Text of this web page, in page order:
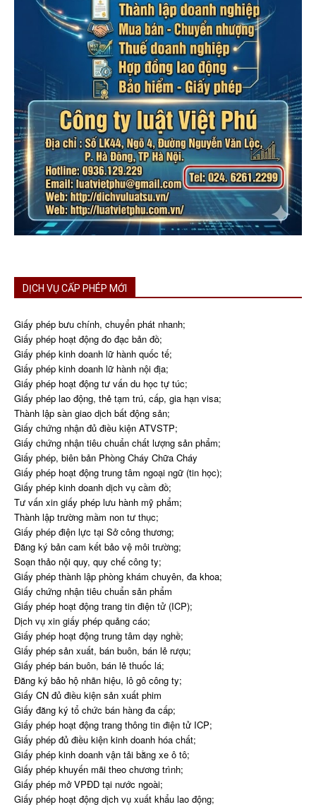
DỊCH VỤ CẤP PHÉP MỚI
Giấy phép bưu chính, chuyển phát nhanh;
Giấy phép hoạt động đo đạc bản đồ;
Giấy phép kinh doanh lữ hành quốc tế;
Giấy phép kinh doanh lữ hành nội địa;
Giấy phép hoạt động tư vấn du học tự túc;
Giấy phép lao động, thẻ tạm trú, cấp, gia hạn visa;
Thành lập sàn giao dịch bất động sản;
Giấy chứng nhận đủ điều kiện ATVSTP;
Giấy chứng nhận tiêu chuẩn chất lượng sản phẩm;
Giấy phép, biên bản Phòng Cháy Chữa Cháy
Giấy phép hoạt động trung tâm ngoại ngữ (tin học);
Giấy phép kinh doanh dịch vụ cầm đồ;
Tư vấn xin giấy phép lưu hành mỹ phẩm;
Thành lập trường mầm non tư thục;
Giấy phép điện lực tại Sở công thương;
Đăng ký bản cam kết bảo vệ môi trường;
Soạn thảo nội quy, quy chế công ty;
Giấy phép thành lập phòng khám chuyên, đa khoa;
Giấy chứng nhận tiêu chuẩn sản phẩm
Giấy phép hoạt động trang tin điện tử (ICP);
Dịch vụ xin giấy phép quảng cáo;
Giấy phép hoạt động trung tâm dạy nghề;
Giấy phép sản xuất, bán buôn, bán lẻ rượu;
Giấy phép bán buôn, bán lẻ thuốc lá;
Đăng ký bảo hộ nhãn hiệu, lô gô công ty;
Giấy CN đủ điều kiện sản xuất phim
Giấy đăng ký tổ chức bán hàng đa cấp;
Giấy phép hoạt động trang thông tin điện tử ICP;
Giấy phép đủ điều kiện kinh doanh hóa chất;
Giấy phép kinh doanh vận tải bằng xe ô tô;
Giấy phép khuyến mãi theo chương trình;
Giấy phép mở VPĐD tại nước ngoài;
Giấy phép hoạt động dịch vụ xuất khẩu lao động;